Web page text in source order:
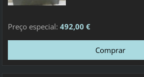
Preço especial: 492,00 €